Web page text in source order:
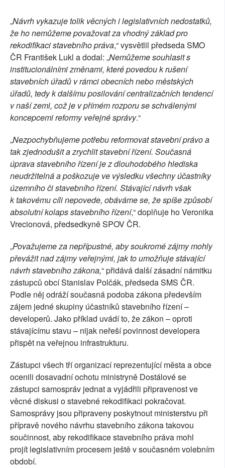
„Návrh vykazuje tolik věcných i legislativních nedostatků,
že ho nemůžeme považovat za vhodný základ pro
rekodifikaci stavebního práva,“ vysvětlil předseda SMO
ČR František Lukl a dodal: „Nemůžeme souhlasit s
institucionálními změnami, které povedou k rušení
stavebních úřadů v rámci obecních nebo městských
úřadů, tedy k dalšímu posilování centralizačních tendencí
v naší zemi, což je v přímém rozporu se schválenými
koncepcemi reformy veřejné správy.“
„Nezpochybňujeme potřebu reformovat stavební právo a
tak zjednodušit a zrychlit stavební řízení. Současná
úprava stavebního řízení je z dlouhodobého hlediska
neudržitelná a poškozuje ve výsledku všechny účastníky
územního či stavebního řízení. Stávající návrh však
k takovému cíli nepovede, obáváme se, že spíše způsobí
absolutní kolaps stavebního řízení,“ doplňuje ho Veronika
Vrecionová, předsedkyně SPOV ČR.
„Považujeme za nepřípustné, aby soukromé zájmy mohly
převážit nad zájmy veřejnými, jak to umožňuje stávající
návrh stavebního zákona,“ přidává další zásadní námitku
zástupců obcí Stanislav Polčák, předseda SMS ČR.
Podle něj odráží současná podoba zákona především
zájem jedné skupiny účastníků stavebního řízení –
developerů. Jako příklad uvádí to, že zákon – oproti
stávajícímu stavu – nijak neřeší povinnost developera
přispět na veřejnou infrastrukturu.
Zástupci všech tří organizací reprezentující města a obce
ocenili dosavadní ochotu ministryně Dostálové se
zástupci samospráv jednat a vyjádřili připravenost ve
věcné diskusi o stavebné rekodifikaci pokračovat.
Samosprávy jsou připraveny poskytnout ministerstvu při
přípravě nového návrhu stavebního zákona takovou
součinnost, aby rekodifikace stavebního práva mohl
projít legislativním procesem ještě v současném volebním
období.